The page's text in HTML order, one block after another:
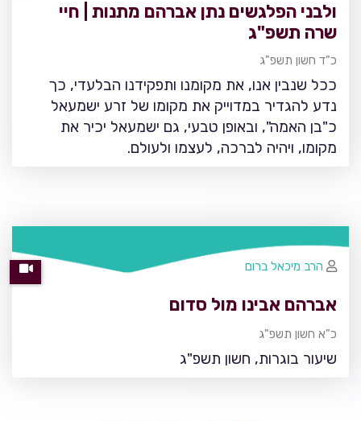
ולבני הפלגשים נתן אברהם מתנות | חיי
שרה תשפ"ג
כ"ד חשון תשפ"ג
ככל שנבין אנו, את מקומנו ותפקידנו הבלעדי, כך
נדע להגדיר במדוייק את מקומו של זרע ישמעאל
כ"בן האמה", ובאופן טבעי, גם ישמעאל יכיר את
מקומו, ויהיה לברכה, לעצמו ולעולם.
אברהם אבינו מול סדום
כ"א חשון תשפ"ג
שיעור בוגרות, חשון תשפ"ג
הרב מיכאל ברום